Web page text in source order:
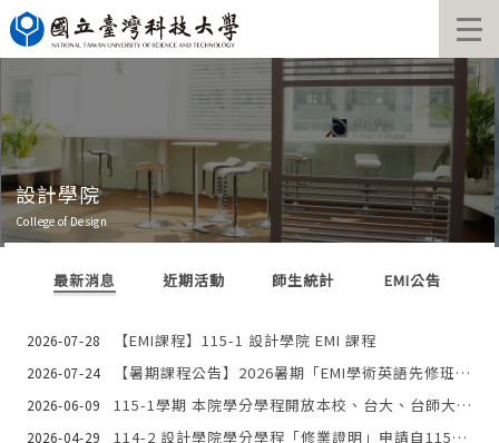
跳
到
主
容
區
設計學院
College of Design
最新消息 近期活動 師生統計 EMI公告
2026-07-28 【EMI課程】115-1 設計學院 EMI 課程
2026-07-24 【暑期課程公告】2026暑期「EMI學術英語先修班」課程~歡迎大一新生踴躍報名
2026-06-09 115-1學期 本院學分學程開放本校、台大、台師大之大學部學生申請修讀（申請期限：115/6/08～115/6/23）
2026-04-29
114-2 設計學院學分學程「修業證明」申請自115/04/27起～115/05/14截止